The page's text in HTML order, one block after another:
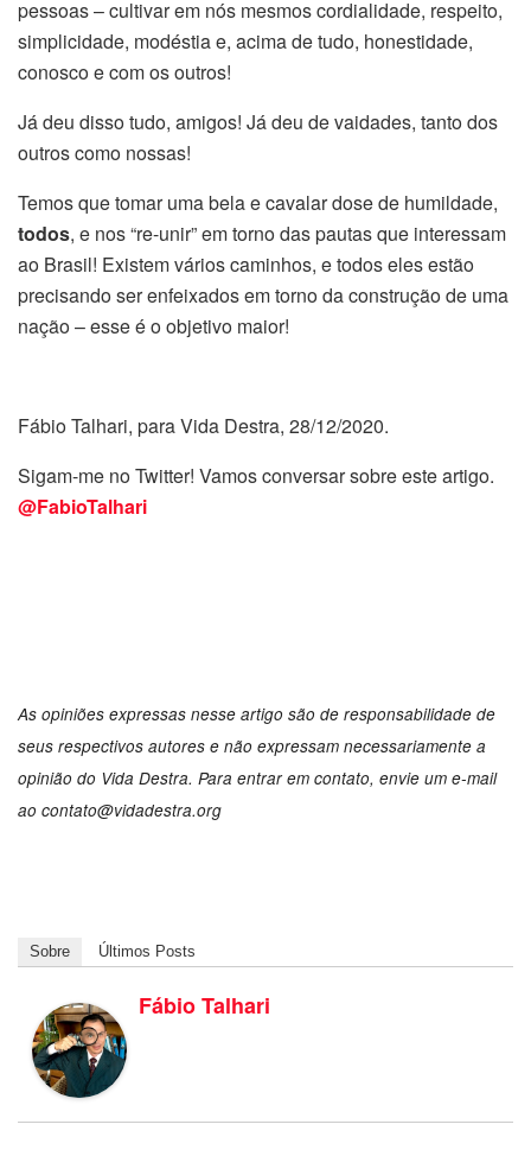
pessoas – cultivar em nós mesmos cordialidade, respeito,
simplicidade, modéstia e, acima de tudo, honestidade,
conosco e com os outros!
Já deu disso tudo, amigos! Já deu de vaidades, tanto dos
outros como nossas!
Temos que tomar uma bela e cavalar dose de humildade,
todos, e nos “re-unir” em torno das pautas que interessam
ao Brasil! Existem vários caminhos, e todos eles estão
precisando ser enfeixados em torno da construção de uma
nação – esse é o objetivo maior!
Fábio Talhari, para Vida Destra, 28/12/2020.
Sigam-me no Twitter! Vamos conversar sobre este artigo.
@FabioTalhari
As opiniões expressas nesse artigo são de responsabilidade de
seus respectivos autores e não expressam necessariamente a
opinião do Vida Destra. Para entrar em contato, envie um e-mail
ao contato@vidadestra.org
Sobre Últimos Posts
Fábio Talhari